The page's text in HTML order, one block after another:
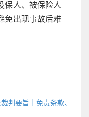
保人、被保险人
免出现事故后难
判要旨｜免责条款、